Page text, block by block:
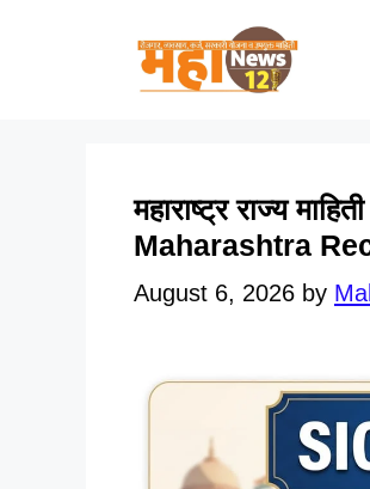
महाराष्ट्र राज्य
Maharashtra
August 6, 2026 by